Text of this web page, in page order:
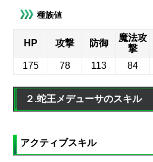
種族値
HP 攻撃 防御
魔法攻
撃
175 78 113 84
２.蛇王メデューサのスキル
アクティブスキル